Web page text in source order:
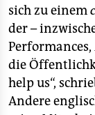
sich zu einem
der –
die
help us“,
Andere